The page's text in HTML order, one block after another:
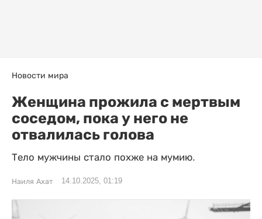
Новости мира
Женщина прожила с мертвым
соседом, пока у него не
отвалилась голова
Тело мужчины стало похже на мумию.
Наиля Ахат 14.10.2025, 01:19